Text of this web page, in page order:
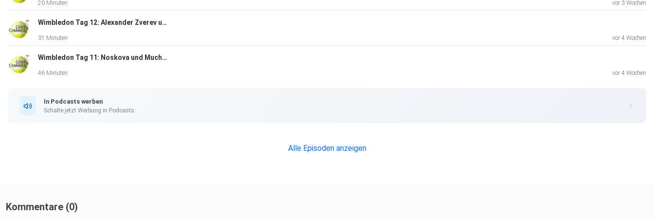
20 Minuten vor 3 Wochen
Wimbledon Tag 12: Alexander Zverev und Jannik Sinner im Wimbledon-Finale
31 Minuten vor 4 Wochen
Wimbledon Tag 11: Noskova und Muchova im Finale - Vorschau auf die Herrenhalbfinals
46 Minuten vor 4 Wochen
In Podcasts werben
Schalte jetzt Werbung in Podcasts.
Alle Episoden anzeigen
Kommentare (0)